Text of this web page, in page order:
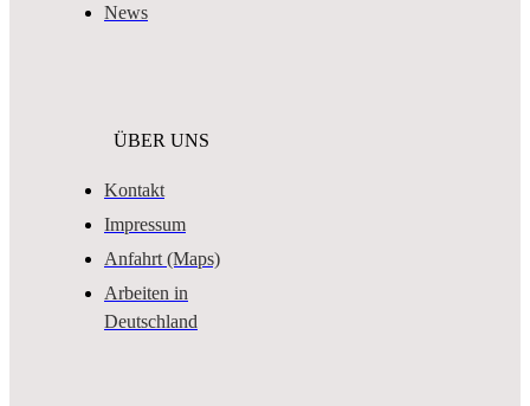
News
ÜBER UNS
Kontakt
Impressum
Anfahrt (Maps)
Arbeiten in
Deutschland